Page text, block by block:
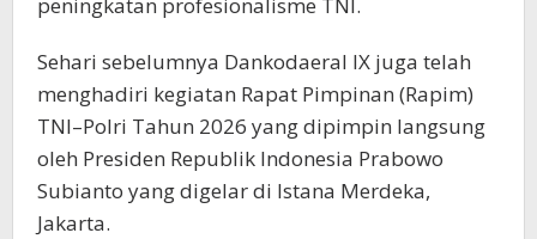
peningkatan profesionalisme TNI.
Sehari sebelumnya Dankodaeral lX juga telah
menghadiri kegiatan Rapat Pimpinan (Rapim)
TNI–Polri Tahun 2026 yang dipimpin langsung
oleh Presiden Republik Indonesia Prabowo
Subianto yang digelar di Istana Merdeka,
Jakarta.